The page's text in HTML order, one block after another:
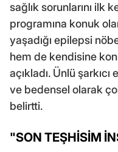
sağlık sorunlarını ilk
programına konuk
yaşadığı epilepsi
hem de kendisine
açıkladı. Ünlü
ve bedensel olarak
belirtti.
"SON TEŞHİSİM